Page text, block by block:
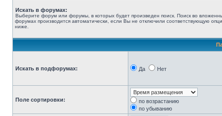
Искать в форумах:
Выберите форум или форумы, в которых будет произведен поиск. Поиск во
форумах производится автоматически, если Вы не отключили соответствующую
ниже.
Искать в подфорумах: Да Нет
Поле сортировки:
по возрастанию
по убыванию